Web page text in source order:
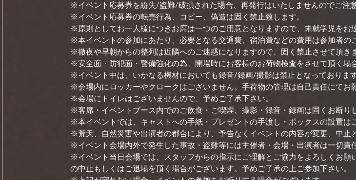
※イベント応募券を紛失/盗難/破損された場合、再発行はいたしませんのでご注意
※イベント応募券の転売行為、コピー、偽造は固く禁止致します。
※原則としてお一人様につきお席は一つのご用意となりますので、未就学児をお
※本イベントの参加にあたり、必要となる交通費、宿泊費などの費用は参加者の
※徹夜や早朝からの整列は近隣へのご迷惑になりますので、固く禁止させて頂きま
※安全面・防犯面・警備強化の為、開場時にお客様のお荷物検査をさせて頂く場
※イベント中は、いかなる機材においても録音/録画/撮影は禁止となっております
※会場内にロッカーやクロークはございません。手荷物の管理は自己責任にてお
※会場にトイレはございませんので、予めご了承下さい。
※客席・イベントブース内でのご飲食・ご喫煙、撮影・録音・録画は固くお断り
※本イベントでは、キャストへの手紙・プレゼントの手渡し・ボックスの設置は
※荒天、自然災害や出演者の都合により、予告なくイベントの内容が変更、中止
※イベント会場内外で発生した事故・盗難等には主催者・会場・出演者は一切責
※イベント当日会場では、スタッフからの指示にご理解とご協力をよろしくお
の中止もしくはご退場を頂く場合がございます。予めご了承の上ご参加下さい。